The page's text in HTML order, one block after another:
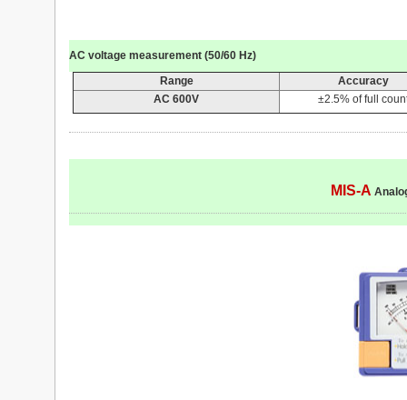
AC voltage measurement (50/60 Hz)
Range
Accuracy
AC 600V ±2.5% of full
MIS-A